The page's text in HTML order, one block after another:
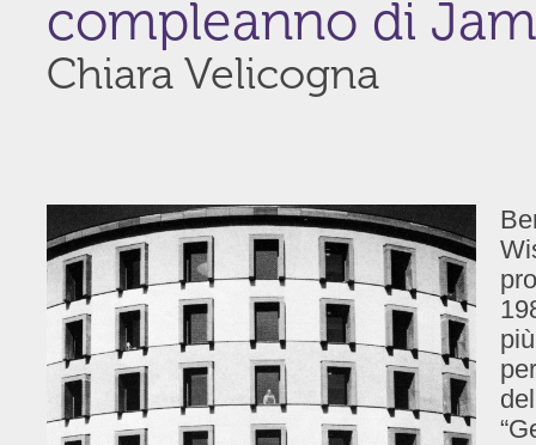
compleanno di
Chiara Velicogna